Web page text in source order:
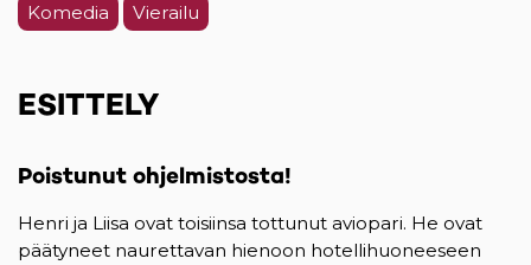
Komedia Vierailu
ESITTELY
Poistunut ohjelmistosta!
Henri ja Liisa ovat toisiinsa tottunut aviopari. He ovat
päätyneet naurettavan hienoon hotellihuoneeseen